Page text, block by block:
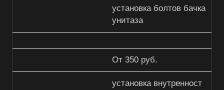
установка болтов бачка
унитаза
От 350 руб.
установка внутренност